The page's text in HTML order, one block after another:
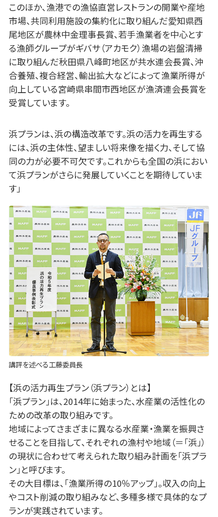
このほか、漁港での漁協直営レストランの開業や産地
市場、共同利用施設の集約化に取り組んだ愛知県西
尾地区が農林中金理事長賞、若手漁業者を中心とす
る漁師グループがギバサ（アカモク）漁場の岩盤清掃
に取り組んだ秋田県八峰町地区が共水連会長賞、沖
合養殖、複合経営、輸出拡大などによって漁業所得が
向上している宮崎県串間市西地区が漁済連会長賞を
受賞しています。
浜プランは、浜の構造改革です。浜の活力を再生する
には、浜の主体性、望ましい将来像を描く力、そして協
同の力が必要不可欠です。これからも全国の浜におい
て浜プランがさらに発展していくことを期待していま
す」
講評を述べる工藤委員長
【浜の活力再生プラン（浜プラン）とは】
「浜プラン」は、2014年に始まった、水産業の活性化の
ための改革の取り組みです。
地域によってさまざまに異なる水産業・漁業を振興さ
せることを目指して、それぞれの漁村や地域（＝「浜」）
の現状に合わせて考えられた取り組み計画を「浜プラ
ン」と呼びます。
その大目標は、「漁業所得の10％アップ」。収入の向上
やコスト削減の取り組みなど、多種多様で具体的なプ
ランが実践されています。